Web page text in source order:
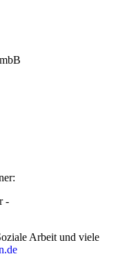
-
Arbeit und viele